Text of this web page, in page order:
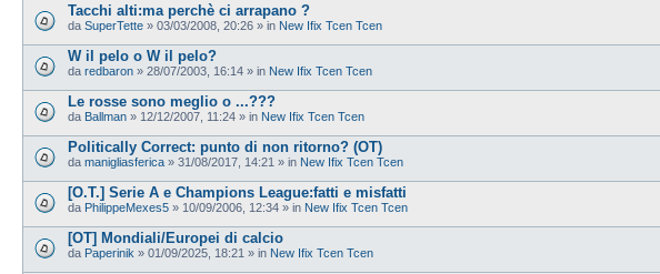
Tacchi alti:ma perchè ci arrapano ?
da SuperTette » 03/03/2008, 20:26 » in New Ifix Tcen Tcen
W il pelo o W il pelo?
da redbaron » 28/07/2003, 16:14 » in New Ifix Tcen Tcen
Le rosse sono meglio o ...???
da Ballman » 12/12/2007, 11:24 » in New Ifix Tcen Tcen
Politically Correct: punto di non ritorno? (OT)
da manigliasferica » 31/08/2017, 14:21 » in New Ifix Tcen Tcen
[O.T.] Serie A e Champions League:fatti e misfatti
da PhilippeMexes5 » 10/09/2006, 12:34 » in New Ifix Tcen Tcen
[OT] Mondiali/Europei di calcio
da Paperinik » 01/09/2025, 18:21 » in New Ifix Tcen Tcen